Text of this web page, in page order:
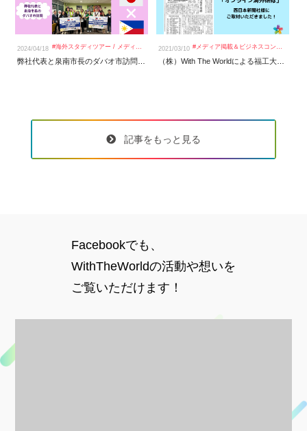
2024/04/18 #海外スタディツアー/ メディア掲載＆ビジネスコンテスト
弊社代表と泉南市長のダバオ市訪問レポート！
2021/03/10 #メディア掲載＆ビジネスコンテスト
（株）With The Worldによる福工大城東高の取り組み「海外研修オンラインで代替」西日本新聞で掲載いただきました。
記事をもっと見る
Facebookでも、
WithTheWorldの活動や想いを
ご覧いただけます！